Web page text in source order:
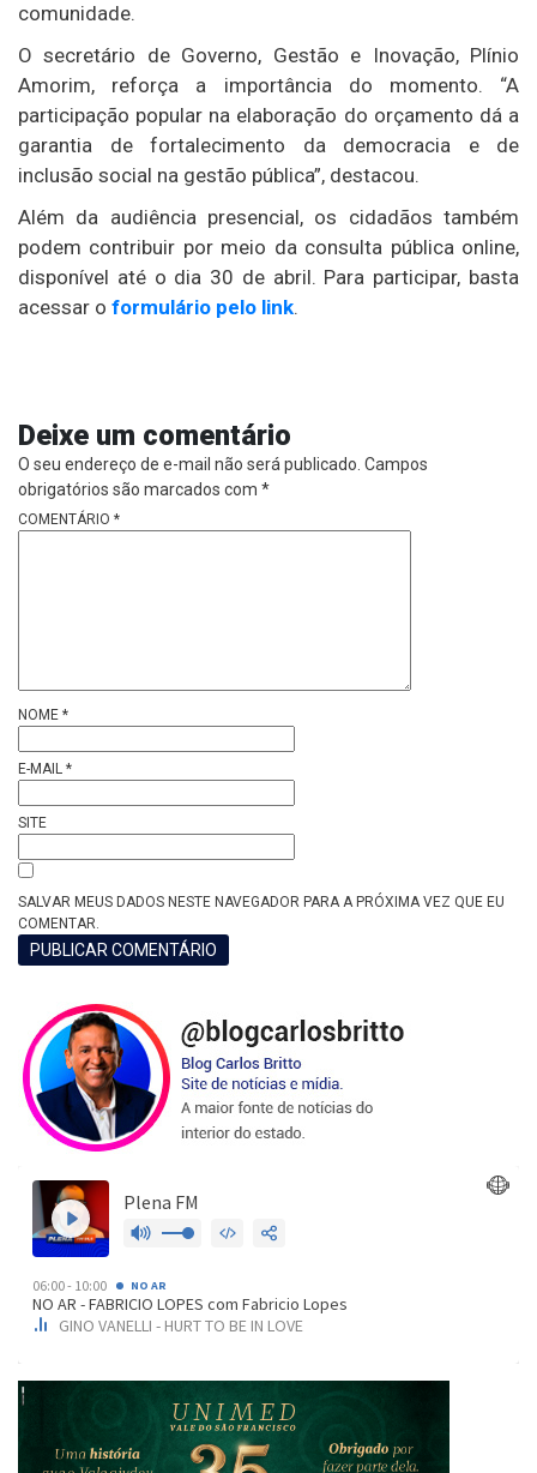
comunidade.
O secretário de Governo, Gestão e Inovação, Plínio
Amorim, reforça a importância do momento. “A
participação popular na elaboração do orçamento dá a
garantia de fortalecimento da democracia e de
inclusão social na gestão pública”, destacou.
Além da audiência presencial, os cidadãos também
podem contribuir por meio da consulta pública online,
disponível até o dia 30 de abril. Para participar, basta
acessar o formulário pelo link.
Deixe um comentário
O seu endereço de e-mail não será publicado. Campos
obrigatórios são marcados com *
COMENTÁRIO *
NOME *
E-MAIL *
SITE
SALVAR MEUS DADOS NESTE NAVEGADOR PARA A PRÓXIMA VEZ QUE EU
COMENTAR.